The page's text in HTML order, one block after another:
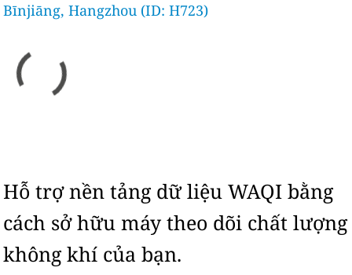
Bīnjiāng, Hangzhou (ID: H723)
Hỗ trợ nền tảng dữ liệu WAQI bằng
cách sở hữu máy theo dõi chất lượng
không khí của bạn.